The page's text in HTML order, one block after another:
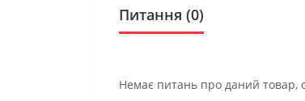
Питання (0)
Немає питань про даний товар,